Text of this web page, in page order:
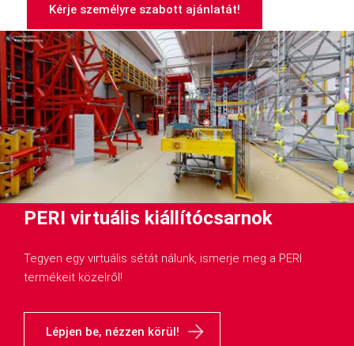
Kérje személyre szabott ajánlatát!
PERI virtuális kiállítócsarnok
Tegyen egy virtuális sétát nálunk, ismerje meg a PERI
termékeit közelről!
Lépjen be, nézzen körül!